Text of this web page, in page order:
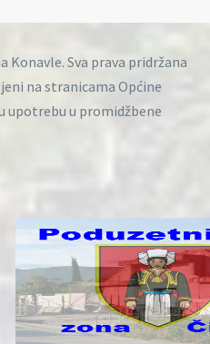
Konavle. Sva prava pridržana
na stranicama Općine
upotrebu u promidžbene